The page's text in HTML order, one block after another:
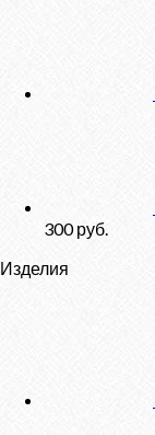
300руб.
Изделия